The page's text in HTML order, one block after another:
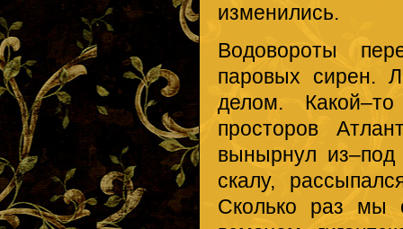
изменились.
Водовороты
паровых сирен.
делом.
просторов
вынырнул
скалу,
Сколько раз мы